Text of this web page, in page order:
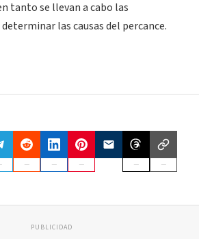
tanto se llevan a cabo las
las causas del percance.
PUBLICIDAD